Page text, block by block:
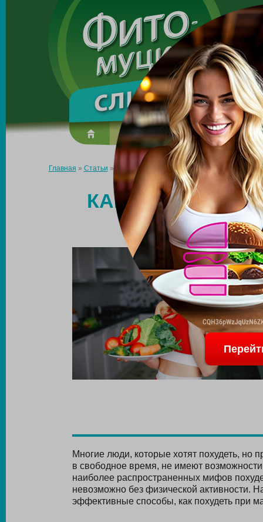
Made in the UK
О препарате Усиль эффект
Главная » Статьи »Как похудеть при малоподвижном образе
КАК ПОХУДЕТЬ
Многие люди, которые хотят похудеть, но
в свободное время, не имеют
наиболее распространенных мифов
невозможно без физической активности.
эффективные способы, как похудеть при